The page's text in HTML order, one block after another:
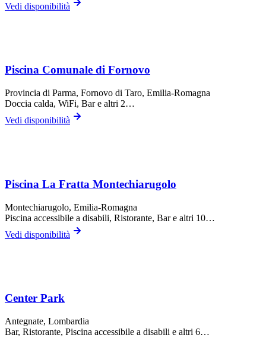
Vedi disponibilità
Piscina Comunale di Fornovo
Provincia di Parma, Fornovo di Taro, Emilia-Romagna
Doccia calda, WiFi, Bare altri 2…
Vedi disponibilità
Piscina La Fratta Montechiarugolo
Montechiarugolo, Emilia-Romagna
Piscina accessibile a disabili, Ristorante, Bare altri 10…
Vedi disponibilità
Center Park
Antegnate, Lombardia
Bar, Ristorante, Piscina accessibile a disabili e altri 6…